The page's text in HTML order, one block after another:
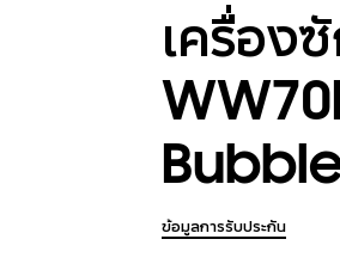
เครื่อง
ข้อมูลการรับประกัน